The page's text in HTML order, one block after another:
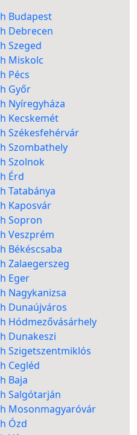
Budapest
Debrecen
Szeged
Miskolc
Pécs
Győr
Nyíregyháza
Kecskemét
Székesfehérvár
Szombathely
Szolnok
Érd
Tatabánya
Kaposvár
Sopron
Veszprém
Békéscsaba
Zalaegerszeg
Eger
Nagykanizsa
Dunaújváros
Hódmezővásárhely
Dunakeszi
Szigetszentmiklós
Cegléd
Baja
Salgótarján
Mosonmagyaróvár
Ózd